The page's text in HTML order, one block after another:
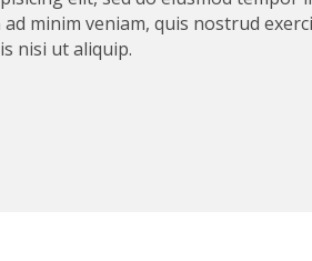
minim veniam, quis nostrud
nisi ut aliquip.